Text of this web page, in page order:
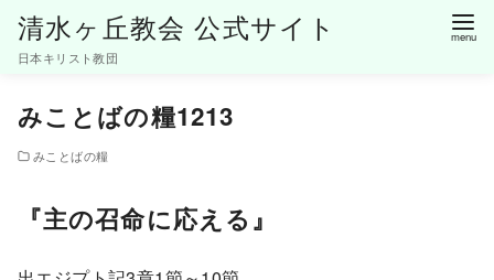
清水ヶ丘教会 公式サイト
日本キリスト教団
みことばの糧1213
みことばの糧
『主の召命に応える』